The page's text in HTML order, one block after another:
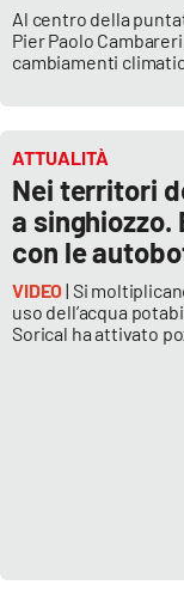
Al centro della
Pier Paolo
cambiamenti
ATTUALITÀ
Nei territori
a singhiozzo.
con le
VIDEO| Si
uso dell’acqua
Sorical ha attivato